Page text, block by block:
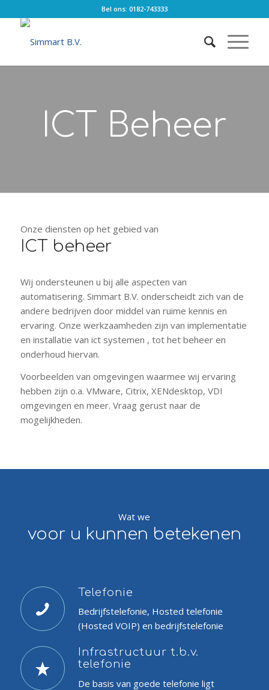
Bel ons: 0182-743333
ICT Beheer
Onze diensten op het gebied van
ICT beheer
Wij ondersteunen u bij alle aspecten van
automatisering. Simmart B.V. onderscheidt zich van de
andere bedrijven door middel van ruime kennis en
ervaring. Onze werkzaamheden zijn van implementatie
en installatie van ict systemen , tot het beheer en
onderhoud hiervan.
Voorbeelden van omgevingen waarmee wij ervaring
hebben zijn o.a. VMware, Citrix, XENdesktop, VDI
omgevingen en meer. Vraag gerust naar de
mogelijkheden.
Wat we
voor u kunnen betekenen
Telefonie
Bedrijfstelefonie, Hosted telefonie
(Hosted VOIP) en bedrijfstelefonie
Infrastructuur t.b.v.
telefonie
De basis van goede telefonie ligt